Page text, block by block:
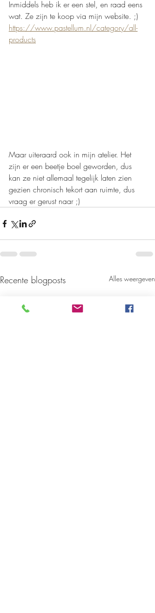
Inmiddels heb ik er een stel, en raad eens
wat. Ze zijn te koop via mijn website. ;)
https://www.pastellum.nl/category/all-
products
Maar uiteraard ook in mijn atelier. Het
zijn er een beetje boel geworden, dus
kan ze niet allemaal tegelijk laten zien
gezien chronisch tekort aan ruimte, dus
vraag er gerust naar ;)
Recente blogposts Alles weergeven